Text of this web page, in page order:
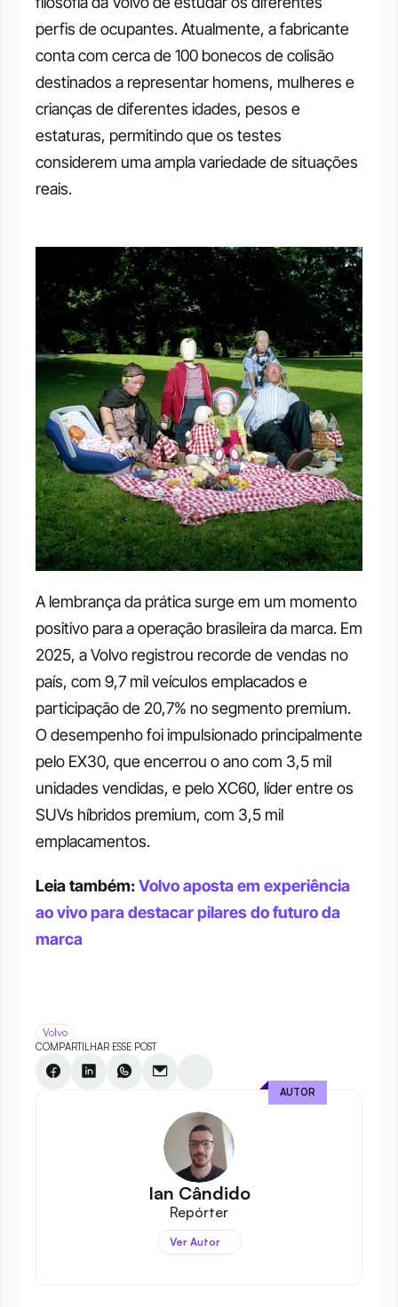
perfis de ocupantes. Atualmente, a fabricante
conta com cerca de 100 bonecos de colisão
destinados a representar homens, mulheres e
crianças de diferentes idades, pesos e
estaturas, permitindo que os testes
considerem uma ampla variedade de situações
reais.
A lembrança da prática surge em um momento
positivo para a operação brasileira da marca. Em
2025, a Volvo registrou recorde de vendas no
país, com 9,7 mil veículos emplacados e
participação de 20,7% no segmento premium.
O desempenho foi impulsionado principalmente
pelo EX30, que encerrou o ano com 3,5 mil
unidades vendidas, e pelo XC60, líder entre os
SUVs híbridos premium, com 3,5 mil
emplacamentos.
Leia também: Volvo aposta em experiência
ao vivo para destacar pilares do futuro da
marca
Volvo
COMPARTILHAR ESSE POST
Ian Cândido
Repórter
Ver Autor
AUTOR